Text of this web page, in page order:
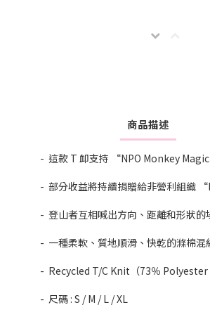
商品描述
- 這款 T 卹支持 “NPO Monkey
- 部分收益將持續捐贈給非營利組織
- 登山者互相喊出方向、距離和形狀的
- 一種柔軟、質地順滑、快乾的滌棉混
- Recycled T/C Knit（73％ Polyester
- 尺碼 : S / M / L / XL